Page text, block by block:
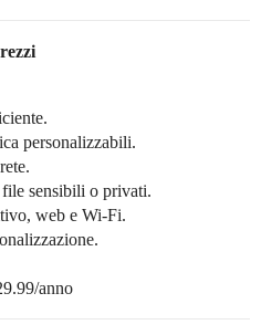
personalizzabili.
sensibili o privati.
web e Wi-Fi.
anno